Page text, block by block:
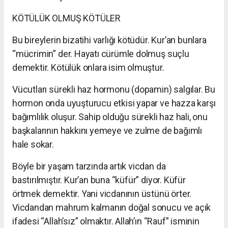
KÖTÜLÜK OLMUŞ KÖTÜLER
Bu bireylerin bizatihi varlığı kötüdür. Kur’an bunlara
“mücrimin” der. Hayatı cürümle dolmuş suçlu
demektir. Kötülük onlara isim olmuştur.
Vücutları sürekli haz hormonu (dopamin) salgılar. Bu
hormon onda uyuşturucu etkisi yapar ve hazza karşı
bağımlılık oluşur. Sahip olduğu sürekli haz hali, onu
başkalarının hakkını yemeye ve zulme de bağımlı
hale sokar.
Böyle bir yaşam tarzında artık vicdan da
bastırılmıştır. Kur’an buna “küfür” diyor. Küfür
örtmek demektir. Yani vicdanının üstünü örter.
Vicdandan mahrum kalmanın doğal sonucu ve açık
ifadesi “Allah’sız” olmaktır. Allah’ın “Rauf” isminin